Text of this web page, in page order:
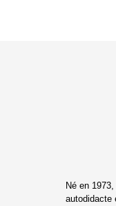
Né en
autodidacte